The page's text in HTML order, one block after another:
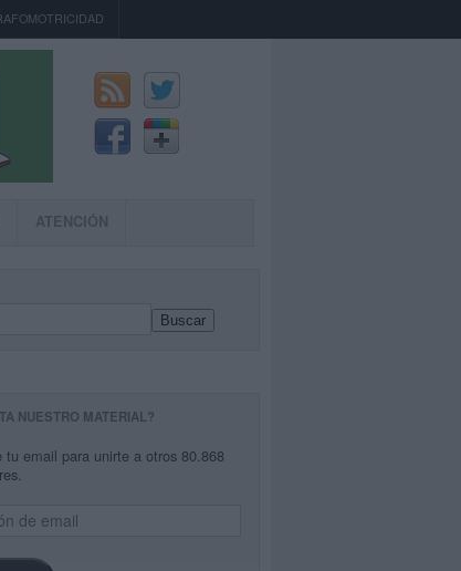
ATENCIÓN
Buscar
NUESTRO MATERIAL?
tu email para unirte a otros 80.868